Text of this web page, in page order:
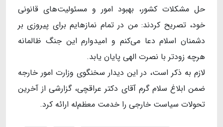
حل مشکلات کشور، بهبود امور و مسئولیت‌های قانونی
خود، تصریح کردند: من در تمام نمازهایم برای پیروزی بر
دشمنان اسلام دعا می‌کنم و امیدوارم این جنگ ظالمانه
هرچه زودتر با نصرت الهی پایان یابد.
لازم به ذکر است، در این دیدار سخنگوی وزارت امور خارجه
ضمن ابلاغ سلام گرم آقای دکتر عراقچی، گزارشی از آخرین
تحولات سیاست خارجی را خدمت معظم‌له ارائه کرد.